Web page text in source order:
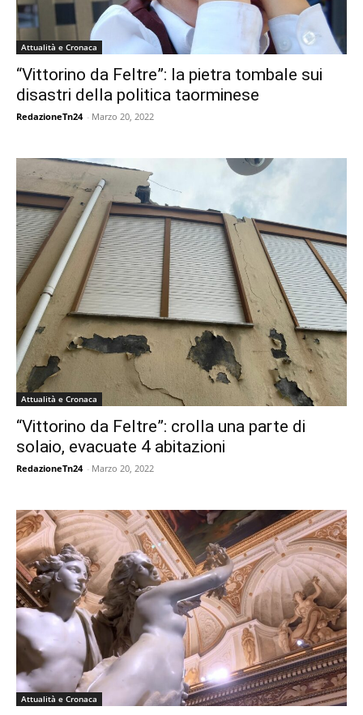
Attualità e Cronaca
“Vittorino da Feltre”: la pietra tombale sui
disastri della politica taorminese
RedazioneTn24 - Marzo 20, 2022
Attualità e Cronaca
“Vittorino da Feltre”: crolla una parte di
solaio, evacuate 4 abitazioni
RedazioneTn24 - Marzo 20, 2022
Attualità e Cronaca